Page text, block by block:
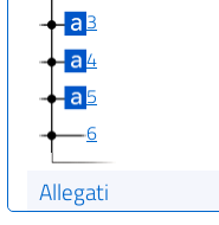
3
4
5
6
Allegati